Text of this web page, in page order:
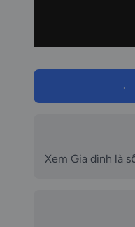
←
Xem Gia đình là